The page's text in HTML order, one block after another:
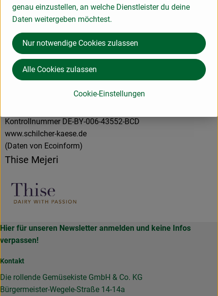
Hersteller: Schilcher
Deutschland
Kontrollnummer DE-BY-006-43552-BCD
www.schilcher-kaese.de
(Daten von Ecoinform)
Thise Mejeri
Hier für unseren Newsletter anmelden und keine Infos
verpassen!
Kontakt
Die rollende Gemüsekiste GmbH & Co. KG
Bürgermeister-Wegele-Straße 14-14a
genau einzustellen, an welche Dienstleister du deine
Daten weitergeben möchtest.
Cookie-Einstellungen
Nur notwendige Cookies zulassen
Alle Cookies zulassen